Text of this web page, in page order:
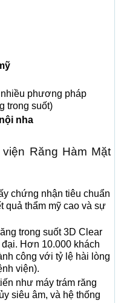
phương pháp
trong suốt)
nha
Răng Hàm Mặt
chứng nhận tiêu chuẩn
quả thẩm mỹ cao và sự
trong suốt 3D Clear
Hơn 10.000 khách
công với tỷ lệ hài lòng
viện).
như máy trám răng
siêu âm, và hệ thống